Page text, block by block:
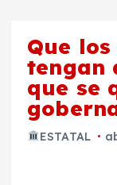
Que
tengan
que se
ESTATAL